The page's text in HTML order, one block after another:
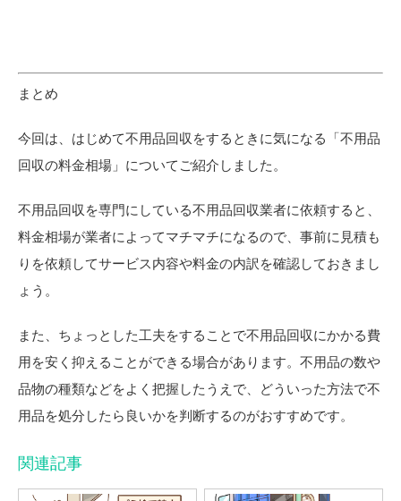
まとめ
今回は、はじめて不用品回収をするときに気になる「不用品
回収の料金相場」についてご紹介しました。
不用品回収を専門にしている不用品回収業者に依頼すると、
料金相場が業者によってマチマチになるので、事前に見積も
りを依頼してサービス内容や料金の内訳を確認しておきまし
ょう。
また、ちょっとした工夫をすることで不用品回収にかかる費
用を安く抑えることができる場合があります。不用品の数や
品物の種類などをよく把握したうえで、どういった方法で不
用品を処分したら良いかを判断するのがおすすめです。
関連記事